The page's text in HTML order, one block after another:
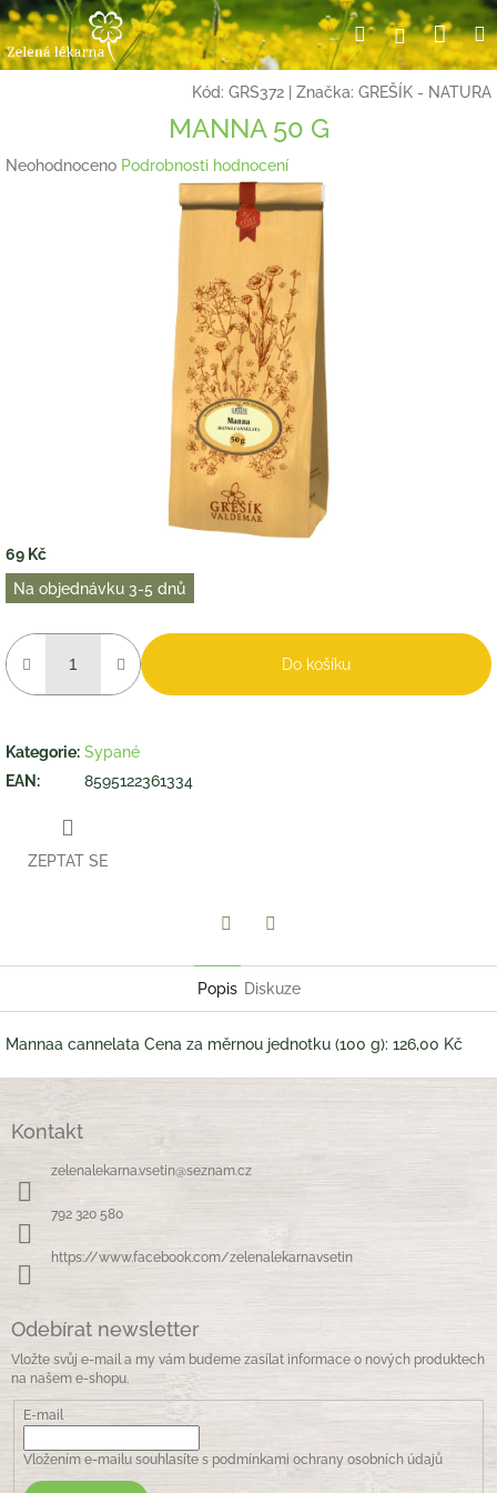
Přejít
na
obsah
HledatPřihlášení
Kód: GRS372 Značka: GREŠÍK - NATURA
MANNA 50 G
Průměrné
Neohodnoceno Podrobnosti hodnocení
69 Kč
Měrná
cena:
Na objednávku 3-5 dnů
Do košíku
Kategorie: Sypané
EAN : 8595122361334
ZEPTAT SE
Popis Diskuze
Mannaa cannelata Cena za měrnou jednotku (100 g): 126,00 Kč
Kontakt
zelenalekarna.vsetin@seznam.cz
792 320 580
https://www.facebook.com/zelenalekarnavsetin
Odebírat newsletter
Vložte svůj e-mail a my vám budeme zasílat informace o nových produktech
na našem e-shopu.
E-mail
Vložením e-mailu souhlasíte s podmínkami ochrany osobních údajů